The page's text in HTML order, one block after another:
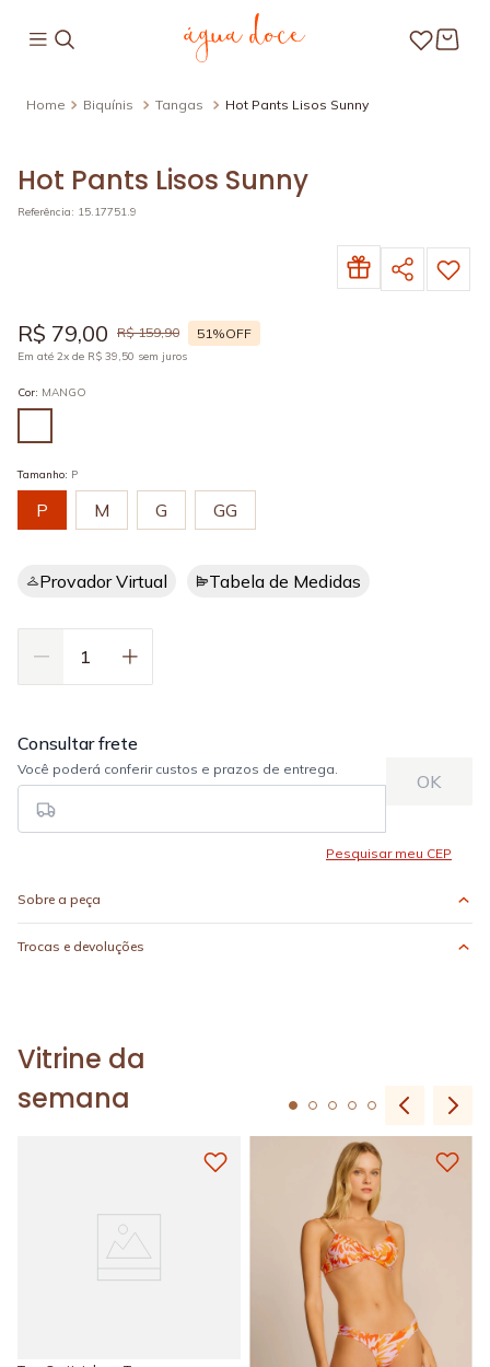
Biquínis Tangas Hot Pants Lisos Sunny
Hot Pants Lisos Sunny
Referência: 15.17751.9
R$ 79,00 R$ 159,90 51%OFF
Em até 2x de R$ 39,50 sem juros
Cor: MANGO
Tamanho: P
P M G GG
Provador Virtual Tabela de Medidas
Sobre a peça
Trocas e devoluções
Vitrine da
semana